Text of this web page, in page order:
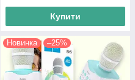
Купити
Новинка –25%